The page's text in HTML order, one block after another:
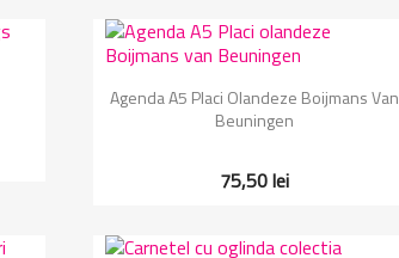
Vizualizare rapida
Agenda A5 Placi Olandeze Boijmans Van
Beuningen
75,50 lei